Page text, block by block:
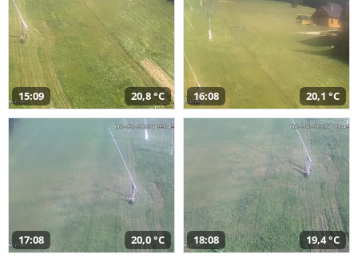
15:09 20,8 °C 16:08 20,1 °C
17:08 20,0 °C 18:08 19,4 °C